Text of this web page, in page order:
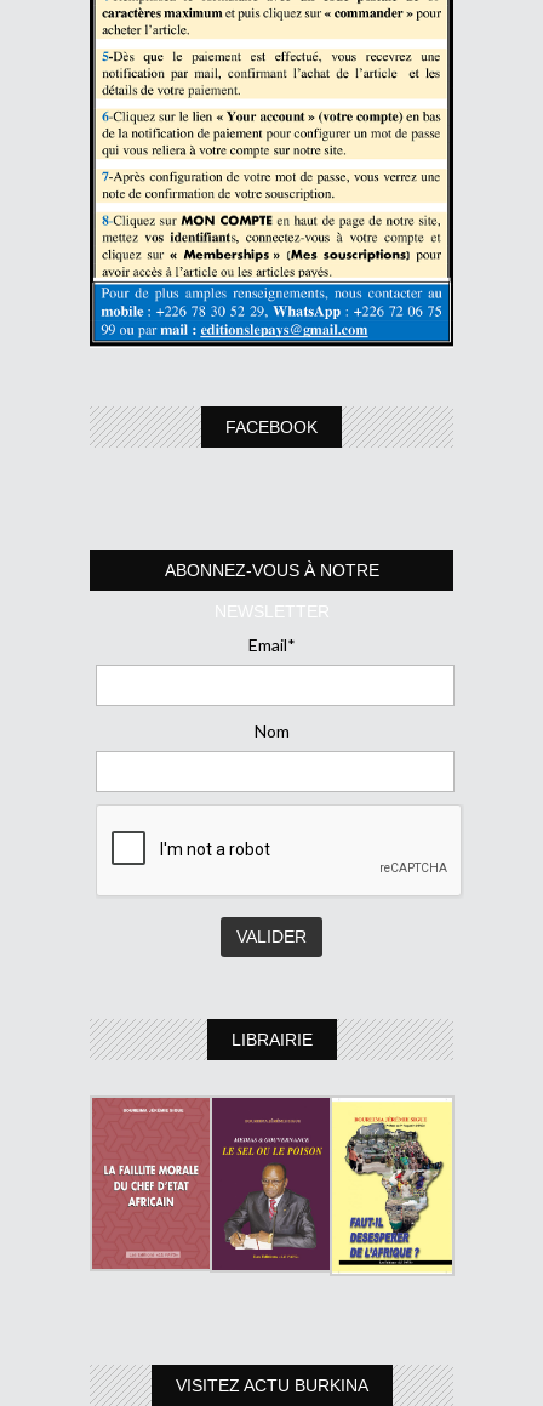
FACEBOOK
ABONNEZ-VOUS À NOTRE
NEWSLETTER
Email*
Nom
LIBRAIRIE
VISITEZ ACTU BURKINA